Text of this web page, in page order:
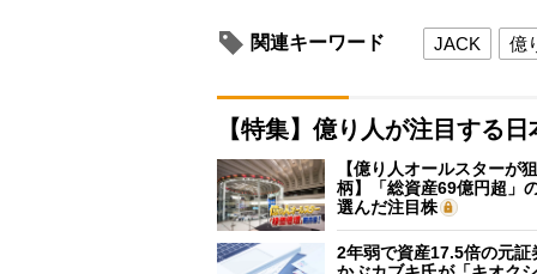
関連キーワード JACK 億
【特集】億り人が注目する
【億り人オールスターが
柄】「総資産69億円超」
選んだ注目株
2年弱で資産17.5倍の元証